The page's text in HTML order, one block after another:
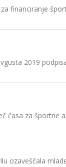
financiranje
2019
časa za športne
ozaveščala